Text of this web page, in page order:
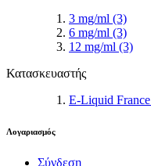
3 mg/ml (3)
6 mg/ml (3)
12 mg/ml (3)
Κατασκευαστής
E-Liquid France
Λογαριασμός
Σύνδεση